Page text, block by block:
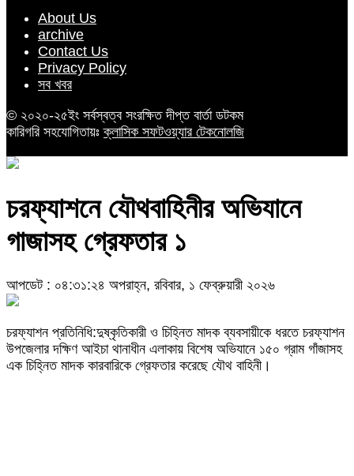
About Us
archive
Contact Us
Privacy Policy
সব খবর
© ২০২০-২৫ইং সর্বস্বত্ব সংরক্ষিত দীপ্ত বার্তা ডটকম
কারিগরি সহযোগিতায়ঃক্লাসিক সফটওয়্যার টেকনোলজি
চরফ্যাশনে যৌথবাহিনীর অভিযানে
গাজাসহ গ্রেফতার ১
আপডেট : ০৪:৩১:২৪ অপরাহ্ন, রবিবার, ১ ফেব্রুয়ারী ২০২৬
চরফ্যাশন প্রতিনিধি:দুষ্কৃতিকারী ও চিহ্নিত মাদক ব্যবসায়ীকে ধরতে চরফ্যাশন
উপজেলার দক্ষিণ আইচা থানাধীন এলাকায় বিশেষ অভিযানে ১৫০ গ্রাম গাঁজাসহ
এক চিহ্নিত মাদক কারবারিকে গ্রেফতার করেছে যৌথ বাহিনী।